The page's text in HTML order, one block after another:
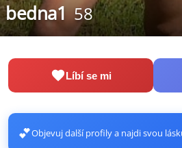
bedna1 58
Líbí se mi
💕Objevuj další profily a najdi svou